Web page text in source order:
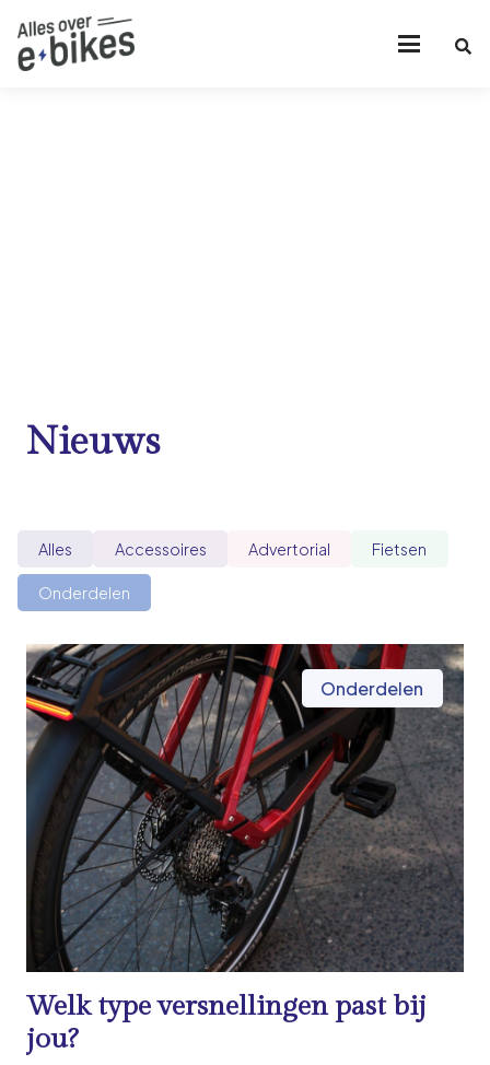
Nieuws
Alles Accessoires Advertorial Fietsen
Onderdelen
Onderdelen
Welk type versnellingen past bij
jou?